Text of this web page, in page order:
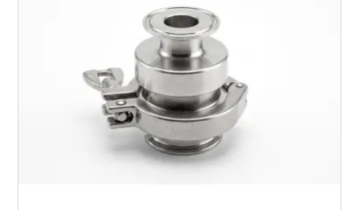
Rio Grande do Sul (RS)
Rondônia (RO)